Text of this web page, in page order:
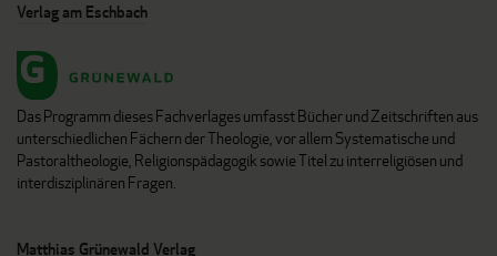
Verlag am Eschbach
Das Programm dieses Fachverlages umfasst Bücher und Zeitschriften aus
unterschiedlichen Fächern der Theologie, vor allem Systematische und
Pastoraltheologie, Religionspädagogik sowie Titel zu interreligiösen und
interdisziplinären Fragen.
Matthias Grünewald Verlag